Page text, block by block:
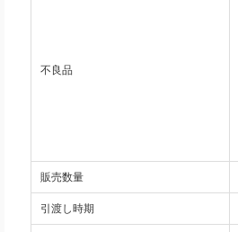
不良品
販売数量
引渡し時期